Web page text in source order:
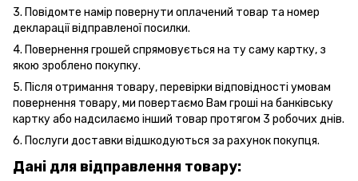
3. Повідомте намір повернути оплачений товар та номер
декларації відправленої посилки.
4. Повернення грошей спрямовується на ту саму картку, з
якою зроблено покупку.
5. Після отримання товару, перевірки відповідності умовам
повернення товару, ми повертаємо Вам гроші на банківську
картку або надсилаємо інший товар протягом 3 робочих днів.
6. Послуги доставки відшкодуються за рахунок покупця.
Дані для відправлення товару: